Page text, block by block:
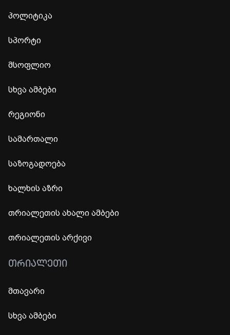
პოლიტიკა
სპორტი
მსოფლიო
სხვა ამბები
რეგიონი
სამართალი
საზოგადოება
ხალხის აზრი
თრიალეთის ახალი ამბები
თრიალეთის არქივი
ᲗᲠᲘᲐᲚᲔᲗᲘ
მთავარი
სხვა ამბები